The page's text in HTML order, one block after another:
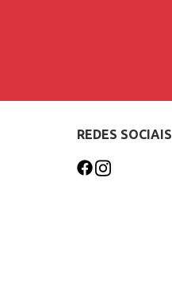
REDES SOCIAIS